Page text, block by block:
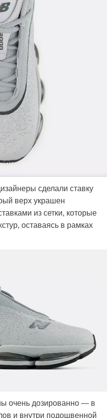
сделали ставку
верх украшен
из сетки, которые
оставаясь в рамках
очень дозированно — в
и внутри подошвенной